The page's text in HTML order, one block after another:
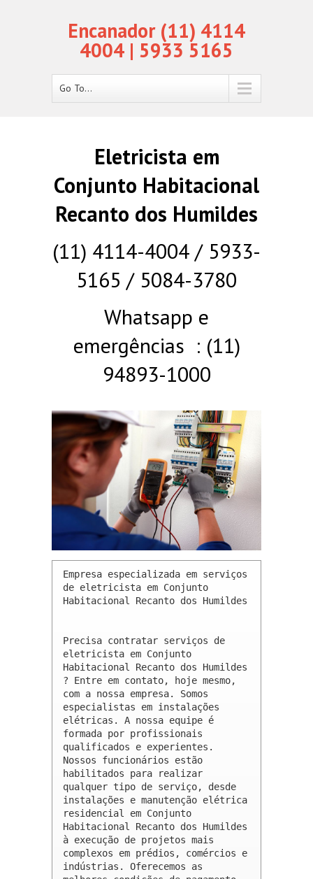
Encanador (11) 4114
4004 | 5933 5165
Go To...
Eletricista em
Conjunto Habitacional
Recanto dos Humildes
(11) 4114-4004 / 5933-
5165 / 5084-3780
Whatsapp e
emergências : (11)
94893-1000
Empresa especializada em serviços
de eletricista em Conjunto
Habitacional Recanto dos Humildes
Precisa contratar serviços de
eletricista em Conjunto
Habitacional Recanto dos Humildes
? Entre em contato, hoje mesmo,
com a nossa empresa. Somos
especialistas em instalações
elétricas. A nossa equipe é
formada por profissionais
qualificados e experientes.
Nossos funcionários estão
habilitados para realizar
qualquer tipo de serviço, desde
instalações e manutenção elétrica
residencial em Conjunto
Habitacional Recanto dos Humildes
à execução de projetos mais
complexos em prédios, comércios e
indústrias. Oferecemos as